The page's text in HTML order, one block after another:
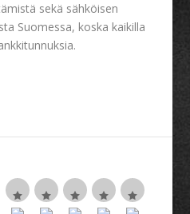
sekä sähköisen
Suomessa, koska kaikilla